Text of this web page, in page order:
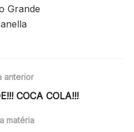
Grande
anterior
COCA COLA!!!
matéria